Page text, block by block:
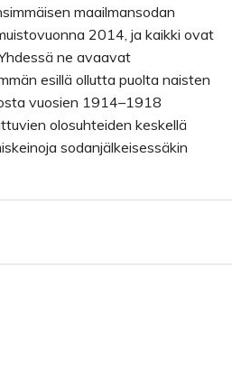
maailmansodan
2014, ja kaikki ovat
ne avaavat
esillä ollutta puolta naisten
vuosien 1914–1918
olosuhteiden keskellä
sodanjälkeisessäkin